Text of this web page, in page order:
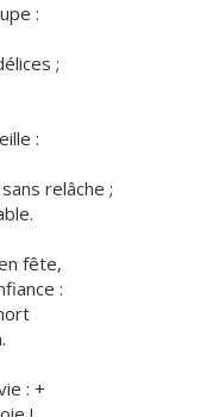
:
;
:
relâche ;
fête,
:
: +